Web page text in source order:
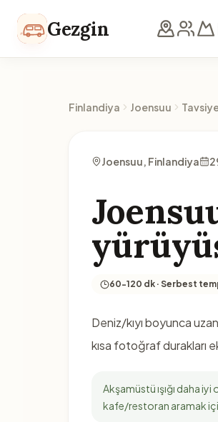
Gezgin
Finlandiya Joensuu
Joensuu, Finlandiya
60-120 dk · Serbest
Deniz/kıyı boyunca
kısa fotoğraf durakları
Akşamüstü ışığı daha
kafe/restoran aramak